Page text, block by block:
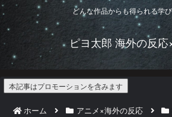
どんな作品からも得られる学
ピヨ太郎 海外の反応
本記事はプロモーションを含みます
ホーム アニメ×海外の反応